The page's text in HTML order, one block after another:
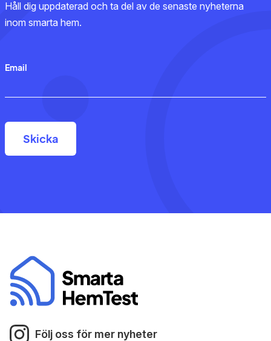
Håll dig uppdaterad och ta del av de senaste nyheterna
inom smarta hem.
Email
Följ oss för mer nyheter